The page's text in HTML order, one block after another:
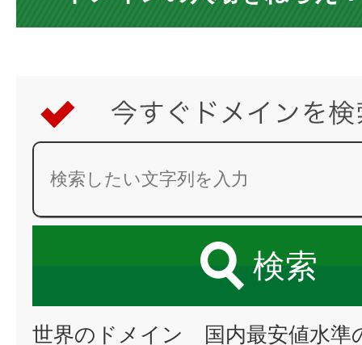
検索
世界のドメイン 国内最安値水準